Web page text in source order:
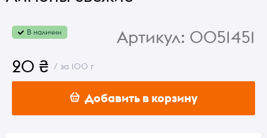
В наличии Артикул: 0051451
20 ₴ / за 100 г
Добавить в корзину